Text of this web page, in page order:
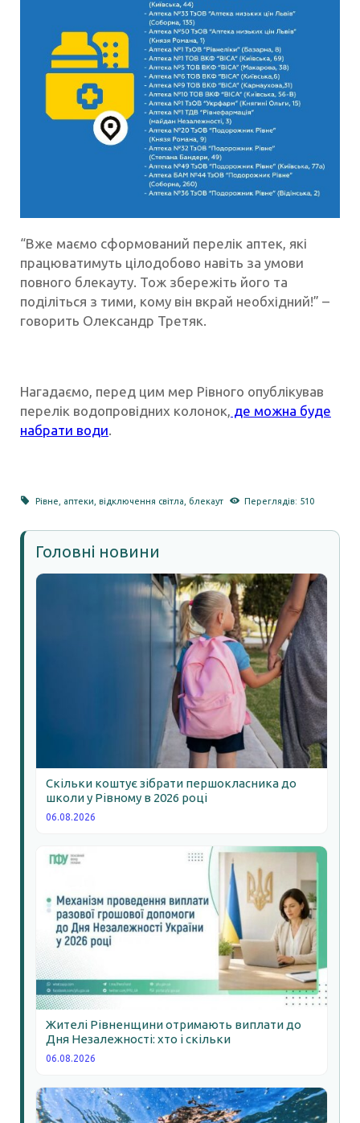
“Вже маємо сформований перелік аптек, які
працюватимуть цілодобово навіть за умови
повного блекауту. Тож збережіть його та
поділіться з тими, кому він вкрай необхідний!” –
говорить Олександр Третяк.
Нагадаємо, перед цим мер Рівного опублікував
перелік водопровідних колонок, де можна буде
набрати води.
Рівне аптеки ,відключення світла ,блекаут Переглядів: 510
Головні новини
Скільки коштує зібрати першокласника до
школи у Рівному в 2026 році
06.08.2026
Жителі Рівненщини отримають виплати до
Дня Незалежності: хто і скільки
06.08.2026